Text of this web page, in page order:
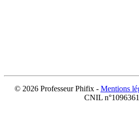
© 2026 Professeur Phifix - Mentions
CNIL n°1096361